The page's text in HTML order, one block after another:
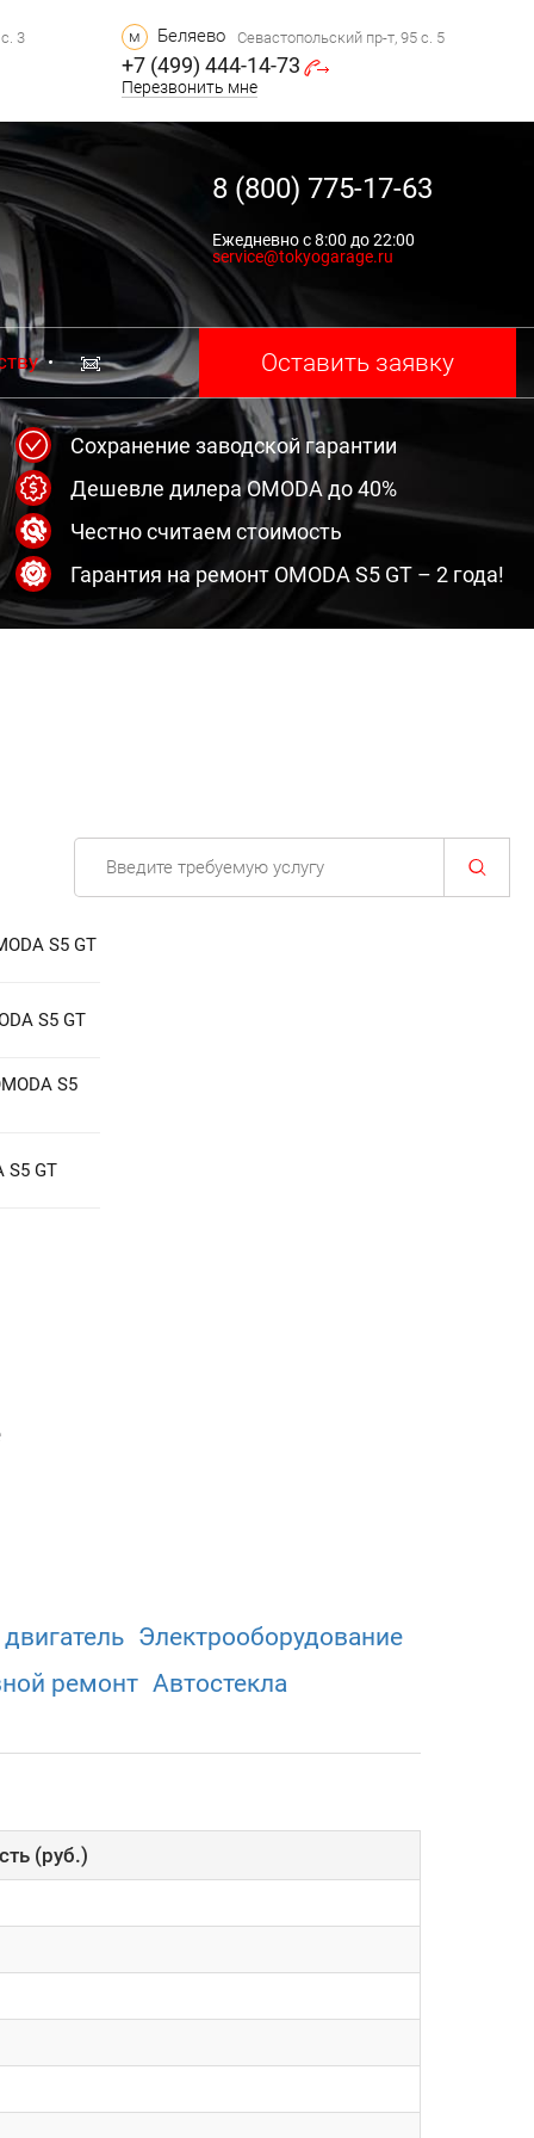
3 м Беляево Севастопольский пр-т, 95 с. 5
+7 (499) 444-14-73
Перезвонить мне
8 (800) 775-17-63
Ежедневно с 8:00 до 22:00
service@tokyogarage.ru
Оставить заявку
Сохранение заводской гарантии
Дешевле дилера OMODA до 40%
Честно считаем стоимость
Гарантия на ремонт OMODA S5 GT – 2 года!
S5 GT
S5 GT
S5
S5 GT
Электрооборудованиe
ремонт Автостекла
(руб.)